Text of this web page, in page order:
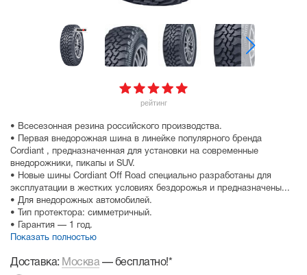
рейтинг
• Всесезонная резина российского производства.
• Первая внедорожная шина в линейке популярного бренда
Cordiant , предназначенная для установки на современные
внедорожники, пикапы и SUV.
• Новые шины Cordiant Off Road специально разработаны для
эксплуатации в жестких условиях бездорожья и предназначены...
• Для внедорожных автомобилей.
• Тип протектора: симметричный.
• Гарантия — 1 год.
Показать полностью
Доставка: Москва— бесплатно!*